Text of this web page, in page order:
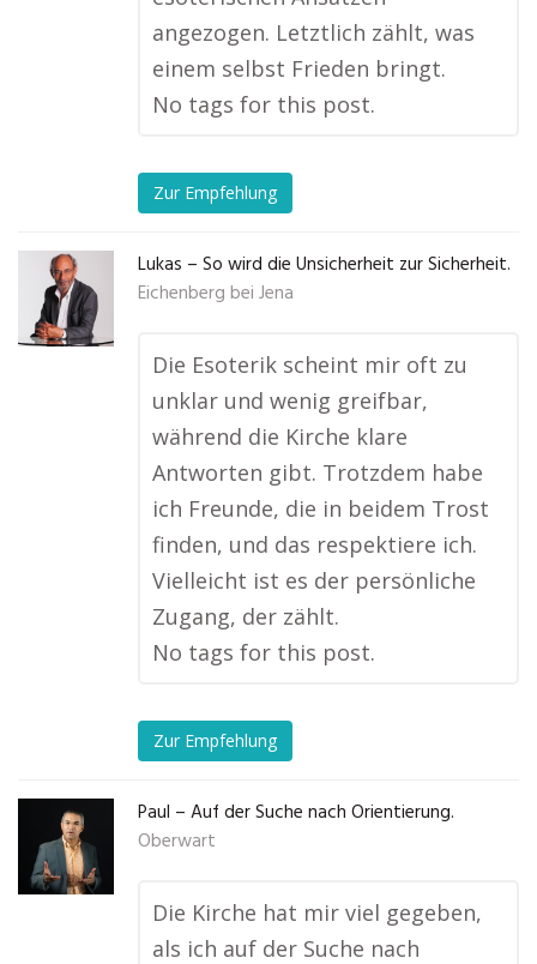
angezogen. Letztlich zählt, was
einem selbst Frieden bringt.
No tags for this post.
Zur Empfehlung
Lukas – So wird die Unsicherheit zur Sicherheit.
Eichenberg bei Jena
Die Esoterik scheint mir oft zu
unklar und wenig greifbar,
während die Kirche klare
Antworten gibt. Trotzdem habe
ich Freunde, die in beidem Trost
finden, und das respektiere ich.
Vielleicht ist es der persönliche
Zugang, der zählt.
No tags for this post.
Zur Empfehlung
Paul – Auf der Suche nach Orientierung.
Oberwart
Die Kirche hat mir viel gegeben,
als ich auf der Suche nach